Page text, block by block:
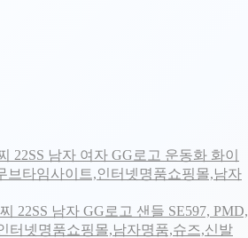
22SS 남자 여자 GG로고 운동화 화이
브타임사이트,인터넷명품쇼핑몰,남자
22SS 남자 GG로고 샌들 SE597, PMD,
터넷명품쇼핑몰,남자명품,슈즈,신발